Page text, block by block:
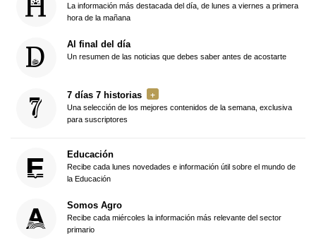
La información más destacada del día, de lunes a viernes a primera
hora de la mañana
Al final del día
Un resumen de las noticias que debes saber antes de acostarte
7 días 7 historias
Una selección de los mejores contenidos de la semana, exclusiva
para suscriptores
Educación
Recibe cada lunes novedades e información útil sobre el mundo de
la Educación
Somos Agro
Recibe cada miércoles la información más relevante del sector
primario